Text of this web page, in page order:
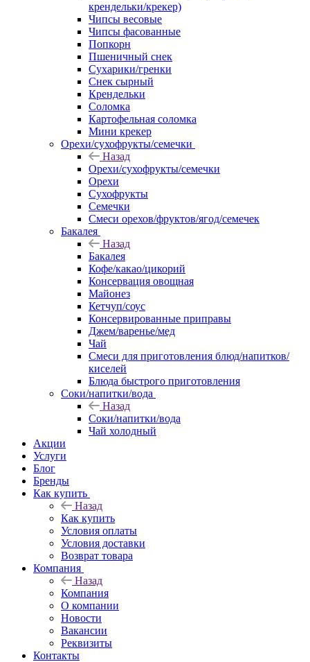
крендельки/крекер)
Чипсы весовые
Чипсы фасованные
Попкорн
Пшеничный снек
Сухарики/гренки
Снек сырный
Крендельки
Соломка
Картофельная соломка
Мини крекер
Орехи/сухофрукты/семечки
Назад
Орехи/сухофрукты/семечки
Орехи
Сухофрукты
Семечки
Смеси орехов/фруктов/ягод/семечек
Бакалея
Назад
Бакалея
Кофе/какао/цикорий
Консервация овощная
Майонез
Кетчуп/соус
Консервированные приправы
Джем/варенье/мед
Чай
Смеси для приготовления блюд/напитков/
киселей
Блюда быстрого приготовления
Соки/напитки/вода
Назад
Соки/напитки/вода
Чай холодный
Акции
Услуги
Блог
Бренды
Как купить
Назад
Как купить
Условия оплаты
Условия доставки
Возврат товара
Компания
Назад
Компания
О компании
Новости
Вакансии
Реквизиты
Контакты